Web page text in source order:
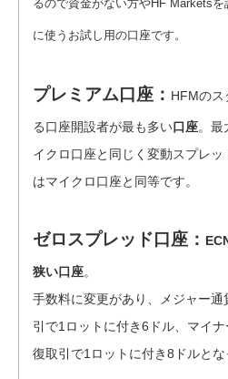
るので資金がない方やHF Markets
に使うお試し用の口座です。
プレミアム口座： HFMのス
る口座開設者が最も多い口座。最
イクロ口座と同じく変動スプレッ
はマイクロ口座と同等です。
ゼロスプレッド口座：
狭い口座。
手数料に変更があり、メジャー通
引で1ロットに付き6ドル、マイ
復取引で1ロットに付き8ドルとな